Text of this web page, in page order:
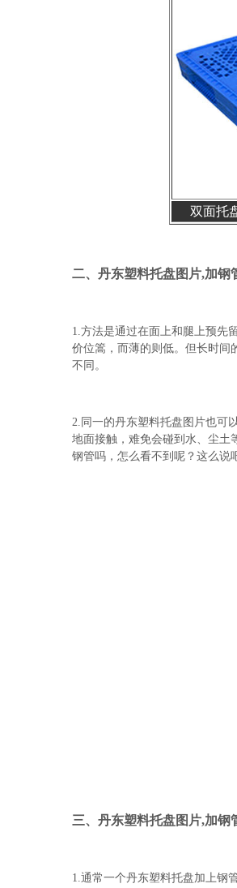
双面托
二、丹东塑料托盘图片,加钢
1.方法是通过在面上和腿上预先
价位篙，而薄的则低。但长时间
不同。
2.同一的丹东塑料托盘图片也可
地面接触，难免会碰到水、尘土
钢管吗，怎么看不到呢？这么说
三、丹东塑料托盘图片,加钢
1.通常一个丹东塑料托盘加上钢